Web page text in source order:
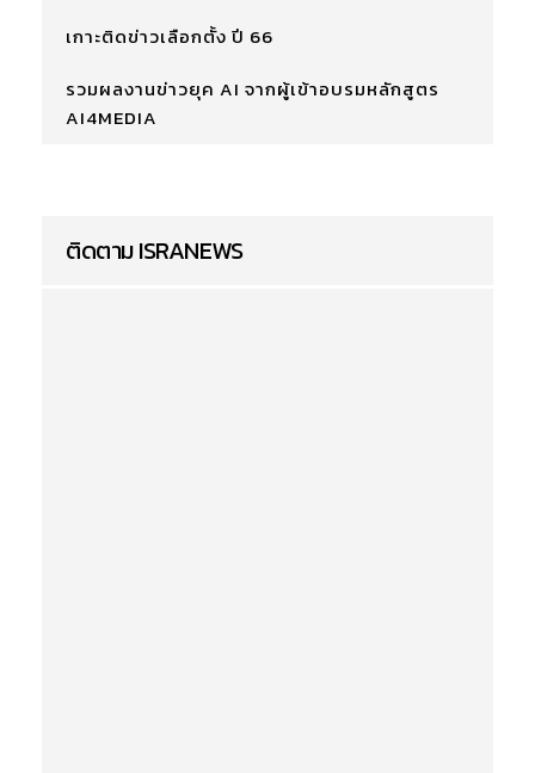
เกาะติดข่าวเลือกตั้ง ปี 66
รวมผลงานข่าวยุค AI จากผู้เข้าอบรมหลักสูตร
AI4MEDIA
ติดตาม ISRANEWS